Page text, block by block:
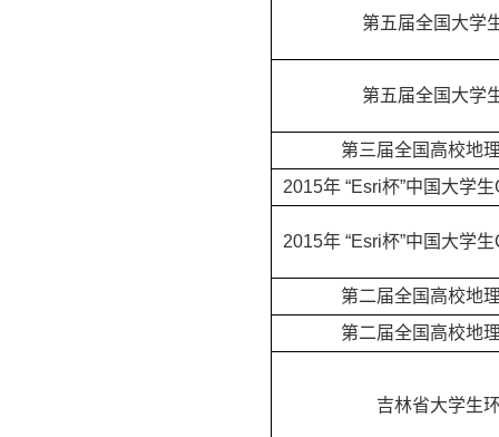
第五届全国大学
第五届全国大学
第三届全国高校地
2015年 “Esri杯”中国大学
2015年 “Esri杯”中国大学
第二届全国高校地
第二届全国高校地
吉林省大学生